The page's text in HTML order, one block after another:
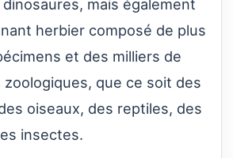
mais également
herbier composé de plus
et des milliers de
que ce soit des
oiseaux, des reptiles, des
insectes.